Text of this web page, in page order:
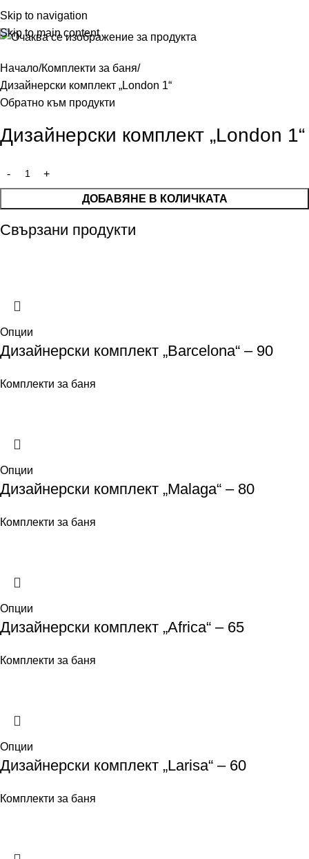
Skip to navigation
Skip to main content
Меню
Начало Комплекти за баня
Дизайнерски комплект „London 1“
Обратно към продукти
Дизайнерски комплект „London 1“
ДОБАВЯНЕ В КОЛИЧКАТА
Свързани продукти
Опции
Дизайнерски комплект „Barcelona“ – 90
Комплекти за баня
Опции
Дизайнерски комплект „Malaga“ – 80
Комплекти за баня
Опции
Дизайнерски комплект „Africa“ – 65
Комплекти за баня
Опции
Дизайнерски комплект „Larisa“ – 60
Комплекти за баня